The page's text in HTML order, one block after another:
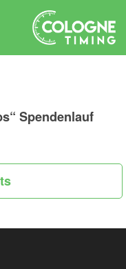
Spendenlauf